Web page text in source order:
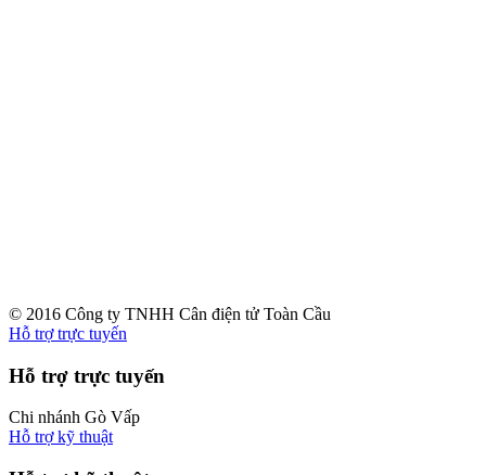
© 2016 Công ty TNHH Cân điện tử Toàn Cầu
Hỗ trợ trực tuyến
Hỗ trợ trực tuyến
Chi nhánh Gò Vấp
Hỗ trợ kỹ thuật